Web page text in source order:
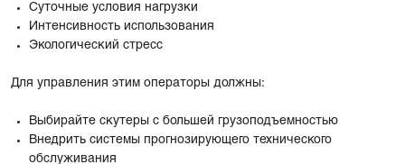
Суточные условия нагрузки
Интенсивность использования
Экологический стресс
Для управления этим операторы должны:
Выбирайте скутеры с большей грузоподъемностью
Внедрить системы прогнозирующего технического
обслуживания